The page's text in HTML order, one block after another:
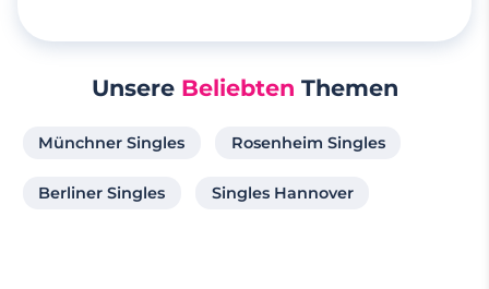
Unsere Beliebten Themen
Münchner Singles Rosenheim Singles
Berliner Singles Singles Hannover